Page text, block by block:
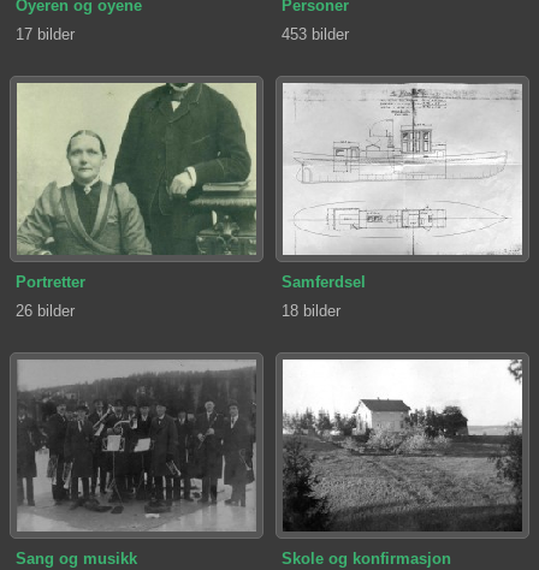
Oyeren og oyene
17 bilder
Personer
453 bilder
Portretter
26 bilder
Samferdsel
18 bilder
Sang og musikk
Skole og konfirmasjon